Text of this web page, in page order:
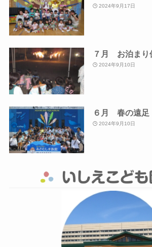
2024年9月17日
７月 お泊まり
2024年9月10日
６月 春の遠足
2024年9月10日